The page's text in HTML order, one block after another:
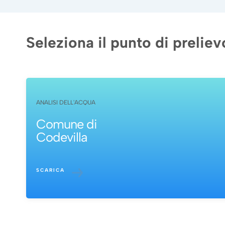
Seleziona il punto di
ANALISI DELL'ACQUA
Comune di
Codevilla
SCARICA